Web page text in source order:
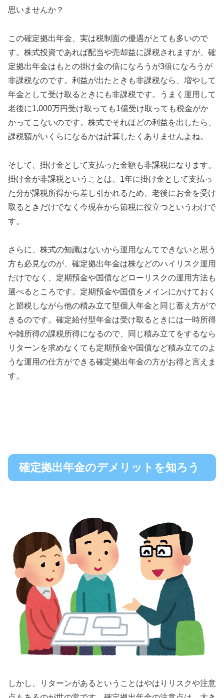
思いませんか？
この確定拠出年金、実は税制面の優遇がとても多いので
す。株式投資であれば配当や売却益に課税されますが、確
定拠出年金はもとの掛け金の倍になろうが3倍になろうが
非課税なのです。利益が出たときも非課税なら、増やして
年金として受け取るときにも非課税です。うまく運用して
老後に1,000万円受け取っても1億受け取っても税金がか
かってこないのです。株式でそれほどの利益を出したら、
課税額がいくらになるかは計算したくありませんよね。
そして、掛け金として支払った金額も非課税になります。
掛け金が非課税ということは、1年に掛け金として支払っ
た分が課税所得から差し引かれるため、老後にお金を受け
取るときだけでなく今現在から節税に役立つというわけで
す。
さらに、株式の知識はないから運用なんてできないと思う
方も必見なのが、確定拠出年金は株などのハイリスク運用
だけでなく、定期預金や国債などローリスクの運用方法も
選べるところです。定期預金や国債をメインにかけておく
と節税しながら他の積み立て型個人年金と同じ蓄え方がで
きるのです。確定給付型年金は受け取るときには一時所得
や雑所得の課税所得になるので、同じ積み立てをするなら
リターンを求めなくても定期預金や国債など積み立てのよ
うな運用の仕方ができる確定拠出年金の方がお得と言えま
す。
確定拠出年金のデメリットを知ろう
しかし、リターンがあるということはやはりリスクや注意